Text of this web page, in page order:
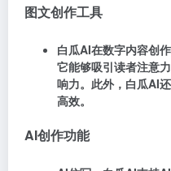
图文创作工具
白瓜AI在数字内容创
它能够吸引读者注意
响力。此外，白瓜AI
高效。
AI创作功能